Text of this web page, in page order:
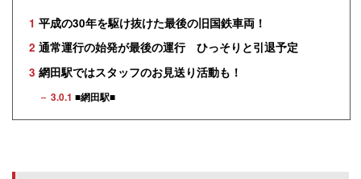
1 平成の30年を駆け抜けた最後の旧国鉄車両！
2 通常運行の始発が最後の運行 ひっそりと引退予定
3 網田駅ではスタッフのお見送り活動も！
3.0.1 ■網田駅■